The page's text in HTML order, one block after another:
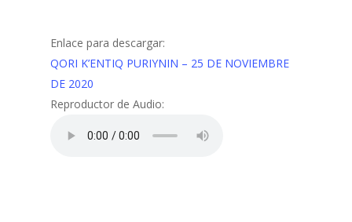
Enlace para descargar:
QORI K’ENTIQ PURIYNIN – 25 DE NOVIEMBRE
DE 2020
Reproductor de Audio: